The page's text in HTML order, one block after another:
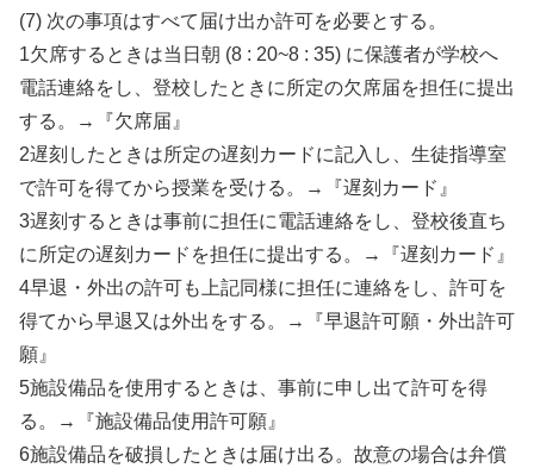
(7) 次の事項はすべて届け出か許可を必要とする。
1欠席するときは当日朝 (8 : 20~8 : 35) に保護者が学校へ
電話連絡をし、登校したときに所定の欠席届を担任に提出
する。→『欠席届』
2遅刻したときは所定の遅刻カードに記入し、生徒指導室
で許可を得てから授業を受ける。→『遅刻カード』
3遅刻するときは事前に担任に電話連絡をし、登校後直ち
に所定の遅刻カードを担任に提出する。→『遅刻カード』
4早退・外出の許可も上記同様に担任に連絡をし、許可を
得てから早退又は外出をする。→『早退許可願・外出許可
願』
5施設備品を使用するときは、事前に申し出て許可を得
る。→『施設備品使用許可願』
6施設備品を破損したときは届け出る。故意の場合は弁償